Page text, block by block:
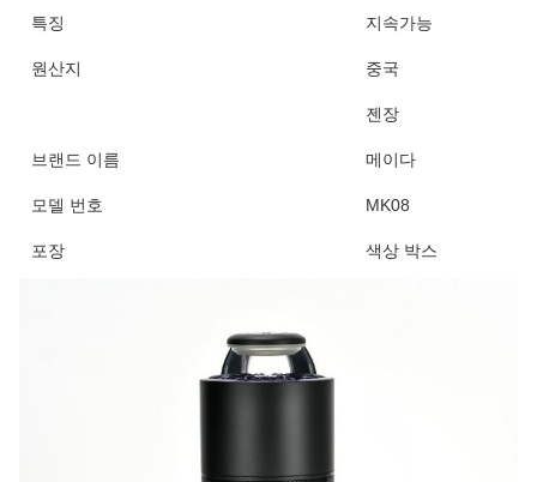
특징 지속가능
원산지 중국
젠장
브랜드 이름 메이다
모델 번호 MK08
포장 색상 박스